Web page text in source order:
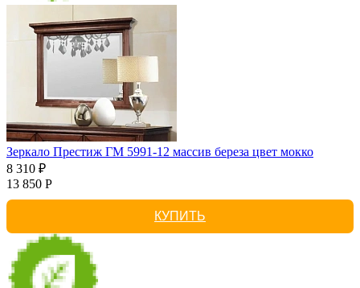
Зеркало Престиж ГМ 5991-12 массив береза цвет мокко
8 310 ₽
13 850 Р
КУПИТЬ